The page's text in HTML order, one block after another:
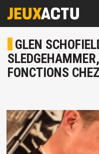
GLEN
FONCTIONS